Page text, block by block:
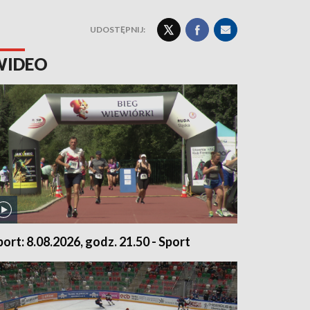
UDOSTĘPNIJ:
8.08.2026, godz. 21.50 - Sport